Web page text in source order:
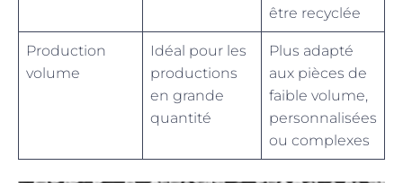
être recyclée
Production
volume
Idéal pour les
productions
en grande
quantité
Plus adapté
aux pièces de
faible volume,
personnalisées
ou complexes